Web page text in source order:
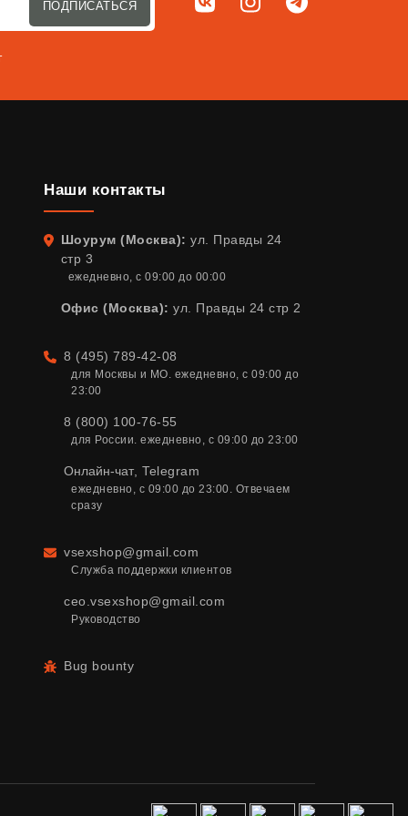
ПОДПИСАТЬСЯ
Наши контакты
Адрес
Шоурум (Москва): ул. Правды 24
стр 3
ежедневно, с 09:00 до 00:00
Офис (Москва): ул. Правды 24 стр 2
Телефон
8 (495) 789-42-08
для Москвы и МО. ежедневно, с 09:00 до
23:00
8 (800) 100-76-55
для России. ежедневно, с 09:00 до 23:00
Онлайн-чат,Telegram
ежедневно, с 09:00 до 23:00. Отвечаем
сразу
Email
vsexshop@gmail.com
Служба поддержки клиентов
ceo.vsexshop@gmail.com
Руководство
Bug bounty